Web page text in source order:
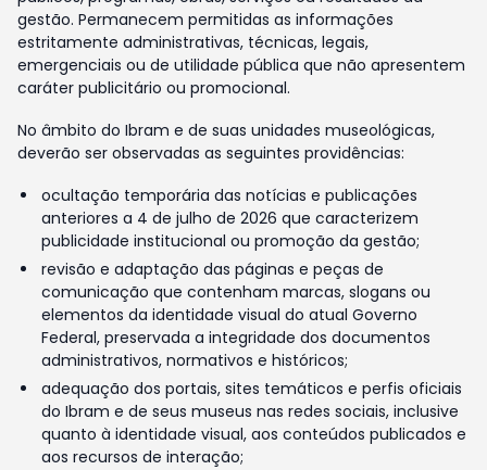
gestão. Permanecem permitidas as informações
estritamente administrativas, técnicas, legais,
emergenciais ou de utilidade pública que não apresentem
caráter publicitário ou promocional.
No âmbito do Ibram e de suas unidades museológicas,
deverão ser observadas as seguintes providências:
ocultação temporária das notícias e publicações
anteriores a 4 de julho de 2026 que caracterizem
publicidade institucional ou promoção da gestão;
revisão e adaptação das páginas e peças de
comunicação que contenham marcas, slogans ou
elementos da identidade visual do atual Governo
Federal, preservada a integridade dos documentos
administrativos, normativos e históricos;
adequação dos portais, sites temáticos e perfis oficiais
do Ibram e de seus museus nas redes sociais, inclusive
quanto à identidade visual, aos conteúdos publicados e
aos recursos de interação;